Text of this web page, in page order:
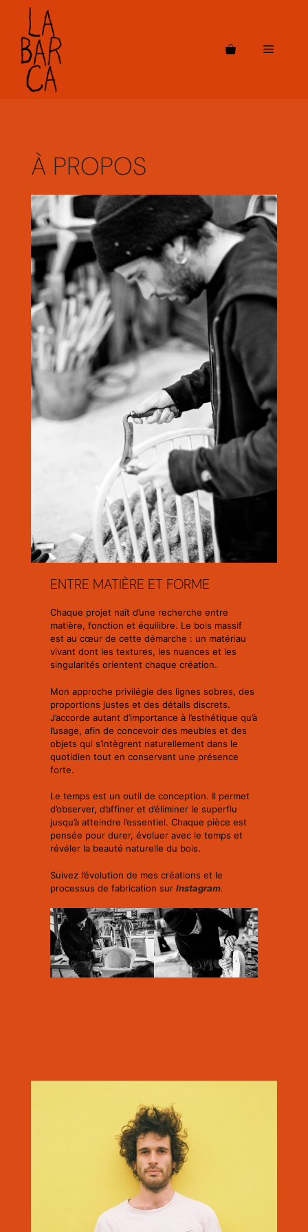
contenu
Menu
À PROPOS
ENTRE MATIÈRE ET FORME
Chaque projet naît d’une recherche entre
matière, fonction et équilibre. Le bois massif
est au cœur de cette démarche : un matériau
vivant dont les textures, les nuances et les
singularités orientent chaque création.
Mon approche privilégie des lignes sobres, des
proportions justes et des détails discrets.
J’accorde autant d’importance à l’esthétique qu’à
l’usage, afin de concevoir des meubles et des
objets qui s’intègrent naturellement dans le
quotidien tout en conservant une présence
forte.
Le temps est un outil de conception. Il permet
d’observer, d’affiner et d’éliminer le superflu
jusqu’à atteindre l’essentiel. Chaque pièce est
pensée pour durer, évoluer avec le temps et
révéler la beauté naturelle du bois.
Suivez l’évolution de mes créations et le
processus de fabrication surInstagram.